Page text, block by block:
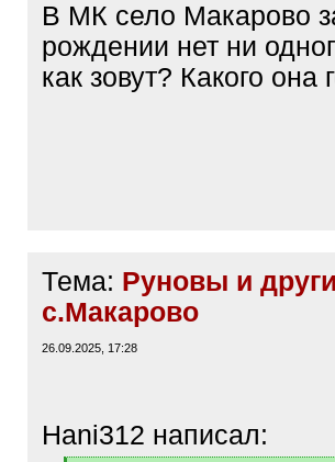
В МК село Макарово
рождении нет ни
как зовут? Какого
Тема: Руновы и
с.Макарово
26.09.2025, 17:28
Hani312 написал: